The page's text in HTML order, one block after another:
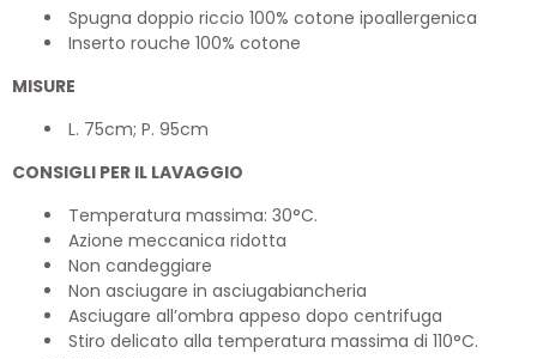
Spugna doppio riccio 100% cotone ipoallergenica
Inserto rouche 100% cotone
MISURE
L. 75cm; P. 95cm
CONSIGLI PER IL LAVAGGIO
Temperatura massima: 30°C.
Azione meccanica ridotta
Non candeggiare
Non asciugare in asciugabiancheria
Asciugare all’ombra appeso dopo centrifuga
Stiro delicato alla temperatura massima di 110°C.